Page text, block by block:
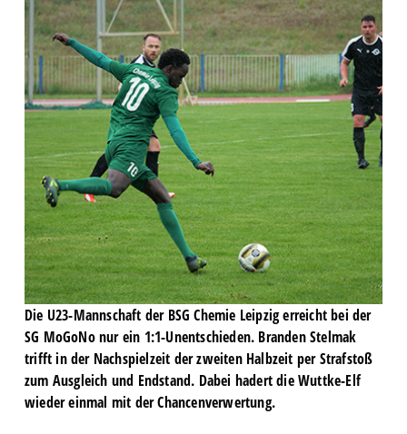
Die U23-Mannschaft der BSG Chemie Leipzig erreicht bei der
SG MoGoNo nur ein 1:1-Unentschieden. Branden Stelmak
trifft in der Nachspielzeit der zweiten Halbzeit per Strafstoß
zum Ausgleich und Endstand. Dabei hadert die Wuttke-Elf
wieder einmal mit der Chancenverwertung.